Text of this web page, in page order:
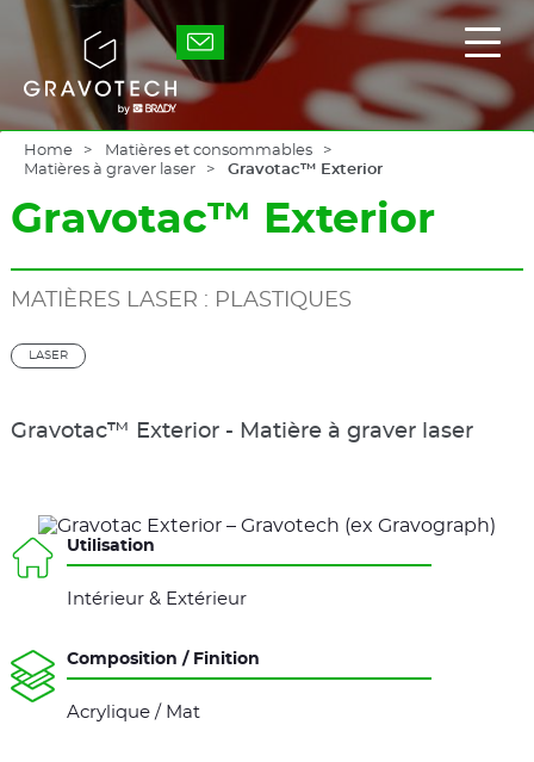
Skip
main
content
Gravotech
/
le
Home
Matières et consommables
Matières à graver laser
Gravotac™ Exterior
Gravotac™ Exterior
MATIÈRES LASER : PLASTIQUES
LASER
Gravotac™ Exterior - Matière à graver laser
Utilisation
Intérieur & Extérieur
Composition / Finition
Acrylique / Mat